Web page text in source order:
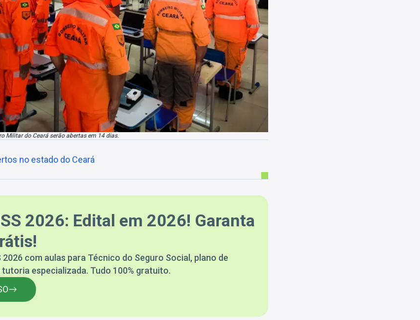
Militar do Ceará serão abertas em 14 dias.
no estado do Ceará
2026: Edital em 2026! Garanta
2026 com aulas para Técnico do Seguro Social, plano de
especializada. Tudo 100% gratuito.